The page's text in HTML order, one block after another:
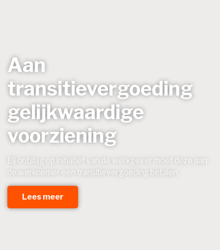
Aan
transitievergoeding
gelijkwaardige
voorziening
Bij ontslag op initiatief van de werkgever moet deze aan
de werknemer een transitievergoeding betalen.
Lees meer